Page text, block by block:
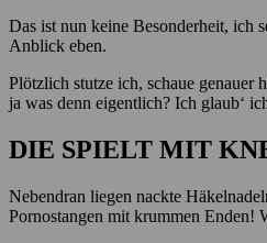
Das ist nun keine Besonderheit, ich
Anblick eben.
Plötzlich stutze ich, schaue genauer
ja was denn eigentlich? Ich glaub‘
DIE SPIELT MIT
Nebendran liegen nackte
Pornostangen mit krummen Enden!